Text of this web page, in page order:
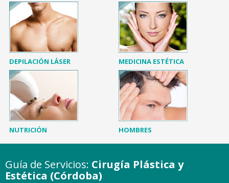
DEPILACIÓN LÁSER MEDICINA ESTÉTICA
NUTRICIÓN HOMBRES
Guía de Servicios: Cirugía Plástica y
Estética (Córdoba)